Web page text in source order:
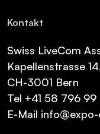
Kon­takt
Swiss LiveCom
Kapellenstrasse
CH-3001 Bern
Tel +41 58 796 99
E-Mail